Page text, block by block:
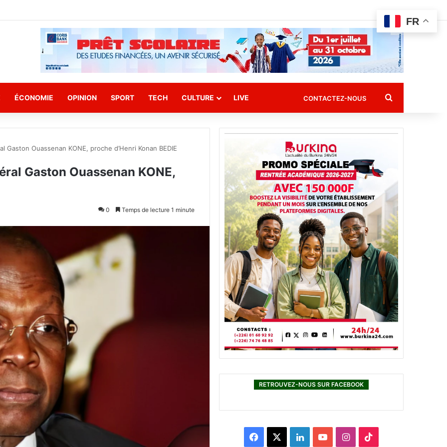
ÉCONOMIE OPINION SPORT TECH CULTURE LIVE CONTACTEZ-NOUS Rechercher
Gaston Ouassenan KONE, proche d’Henri Konan BEDIE
Gaston Ouassenan KONE,
0 Temps de lecture 1 minute
RETROUVEZ-NOUS SUR FACEBOOK
L
I
FR